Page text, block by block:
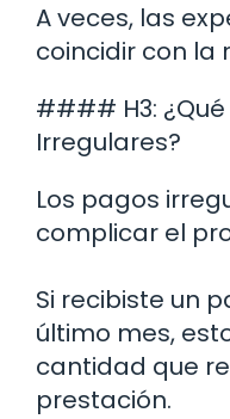
A veces, las
coincidir con la
#### H3: ¿Qué
Irregulares?
Los pagos
complicar el
Si recibiste un
último mes,
cantidad que
prestación.